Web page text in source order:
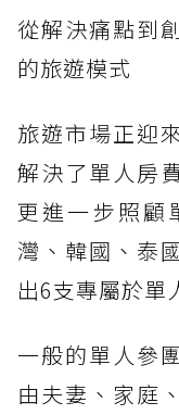
從解決痛點到
的旅遊模式
旅遊市場正迎
解決了單人房
更進一步照顧
灣、韓國、泰
出6支專屬於單
一般的單人參
由夫妻、家庭